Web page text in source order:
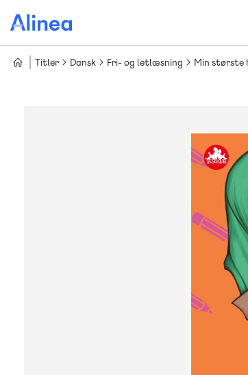
hovedindhold
Titler Dansk Fri- og letlæsning Min største